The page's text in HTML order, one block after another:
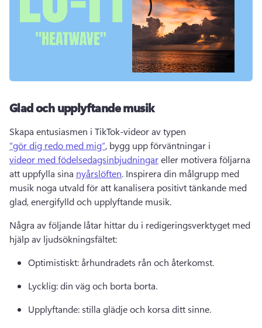
Glad och upplyftande musik
Skapa entusiasmen i TikTok-videor av typen
”gör dig redo med mig”, bygg upp förväntningar i
videor med födelsedagsinbjudningar eller motivera följarna
att uppfylla sina nyårslöften. Inspirera din målgrupp med
musik noga utvald för att kanalisera positivt tänkande med
glad, energifylld och upplyftande musik.
Några av följande låtar hittar du i redigeringsverktyget med
hjälp av ljudsökningsfältet:
Optimistiskt: århundradets rån och återkomst.
Lycklig: din väg och borta borta.
Upplyftande: stilla glädje och korsa ditt sinne.